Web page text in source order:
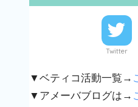
Twitter
▼ベティコ活動一覧→
▼アメーバブログは→